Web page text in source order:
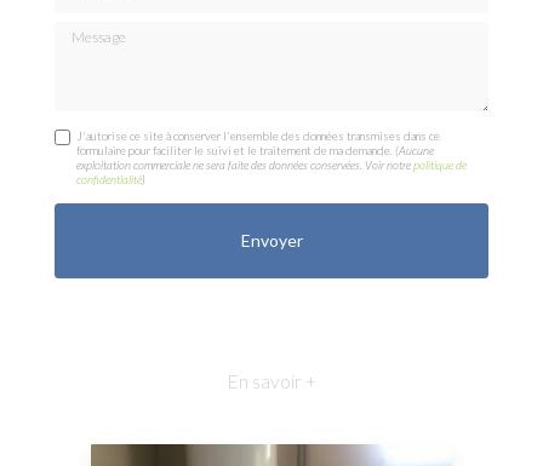
Message
J'autorise ce site à conserver l'ensemble des données transmises dans ce
formulaire pour faciliter le suivi et le traitement de ma demande.(Aucune
exploitation commerciale ne sera faite des données conservées. Voir notrepolitique de
confidentialité)
En savoir +